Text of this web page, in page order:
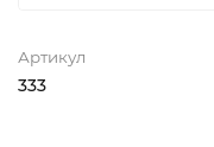
Артикул
333